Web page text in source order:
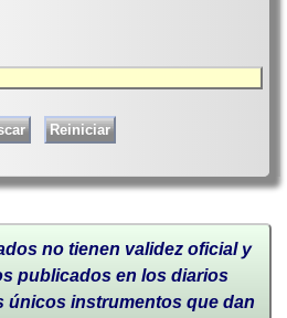
no tienen validez oficial y
publicados en los diarios
únicos instrumentos que dan